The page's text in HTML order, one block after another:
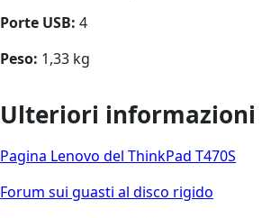
Porte USB: 4
Peso: 1,33 kg
Ulteriori informazioni
Pagina Lenovo del ThinkPad T470S
Forum sui guasti al disco rigido